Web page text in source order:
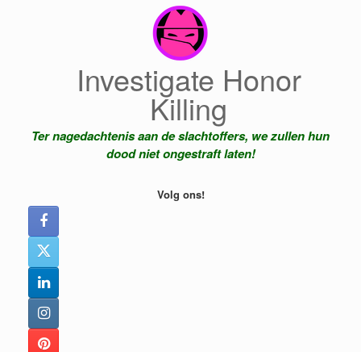
Investigate Honor
Killing
Ter nagedachtenis aan de slachtoffers, we zullen hun
dood niet ongestraft laten!
Volg ons!